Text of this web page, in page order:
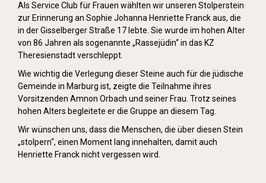
Als Service Club für Frauen wählten wir unseren Stolperstein
zur Erinnerung an Sophie Johanna Henriette Franck aus, die
in der Gisselberger Straße 17 lebte. Sie wurde im hohen Alter
von 86 Jahren als sogenannte „Rassejüdin“ in das KZ
Theresienstadt verschleppt.
Wie wichtig die Verlegung dieser Steine auch für die jüdische
Gemeinde in Marburg ist, zeigte die Teilnahme ihres
Vorsitzenden Amnon Orbach und seiner Frau. Trotz seines
hohen Alters begleitete er die Gruppe an diesem Tag.
Wir wünschen uns, dass die Menschen, die über diesen Stein
„stolpern“, einen Moment lang innehalten, damit auch
Henriette Franck nicht vergessen wird.